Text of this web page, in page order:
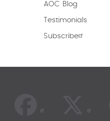
AOC Blog
Testimonials
Subscribe